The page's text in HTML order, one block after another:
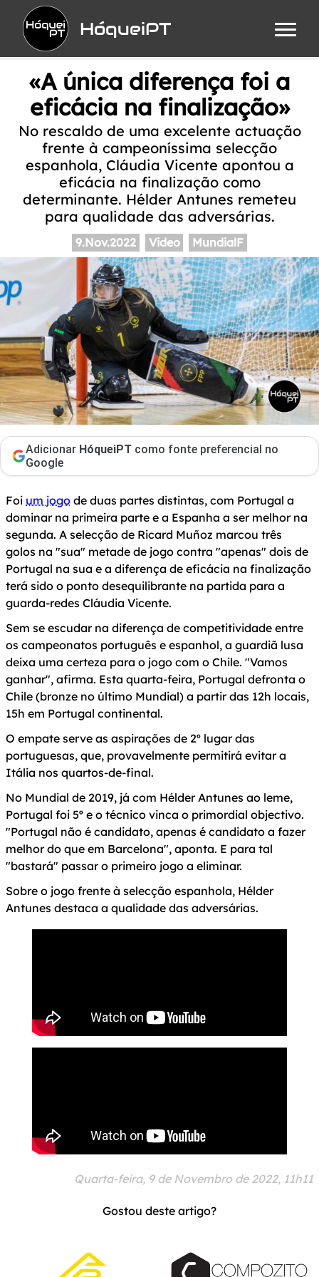
HóqueiPT
«A única diferença foi a
eficácia na finalização»
No rescaldo de uma excelente actuação
frente à campeoníssima selecção
espanhola, Cláudia Vicente apontou a
eficácia na finalização como
determinante. Hélder Antunes remeteu
para qualidade das adversárias.
9.Nov.2022 Video MundialF
Adicionar HóqueiPT como fonte preferencial no
Google
Foi um jogo de duas partes distintas, com Portugal a
dominar na primeira parte e a Espanha a ser melhor na
segunda. A selecção de Ricard Muñoz marcou três
golos na "sua" metade de jogo contra "apenas" dois de
Portugal na sua e a diferença de eficácia na finalização
terá sido o ponto desequilibrante na partida para a
guarda-redes Cláudia Vicente.
Sem se escudar na diferença de competitividade entre
os campeonatos português e espanhol, a guardiã lusa
deixa uma certeza para o jogo com o Chile. "Vamos
ganhar", afirma. Esta quarta-feira, Portugal defronta o
Chile (bronze no último Mundial) a partir das 12h locais,
15h em Portugal continental.
O empate serve as aspirações de 2º lugar das
portuguesas, que, provavelmente permitirá evitar a
Itália nos quartos-de-final.
No Mundial de 2019, já com Hélder Antunes ao leme,
Portugal foi 5º e o técnico vinca o primordial objectivo.
"Portugal não é candidato, apenas é candidato a fazer
melhor do que em Barcelona", aponta. E para tal
"bastará" passar o primeiro jogo a eliminar.
Sobre o jogo frente à selecção espanhola, Hélder
Antunes destaca a qualidade das adversárias.
Quarta-feira, 9 de Novembro de 2022, 11h11
Gostou deste artigo?